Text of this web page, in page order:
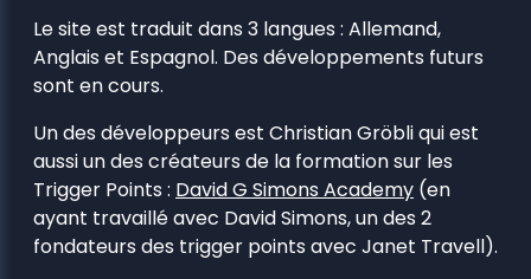
Le site est traduit dans 3 langues : Allemand,
Anglais et Espagnol. Des développements futurs
sont en cours.
Un des développeurs est Christian Gröbli qui est
aussi un des créateurs de la formation sur les
Trigger Points : David G Simons Academy (en
ayant travaillé avec David Simons, un des 2
fondateurs des trigger points avec Janet Travell).